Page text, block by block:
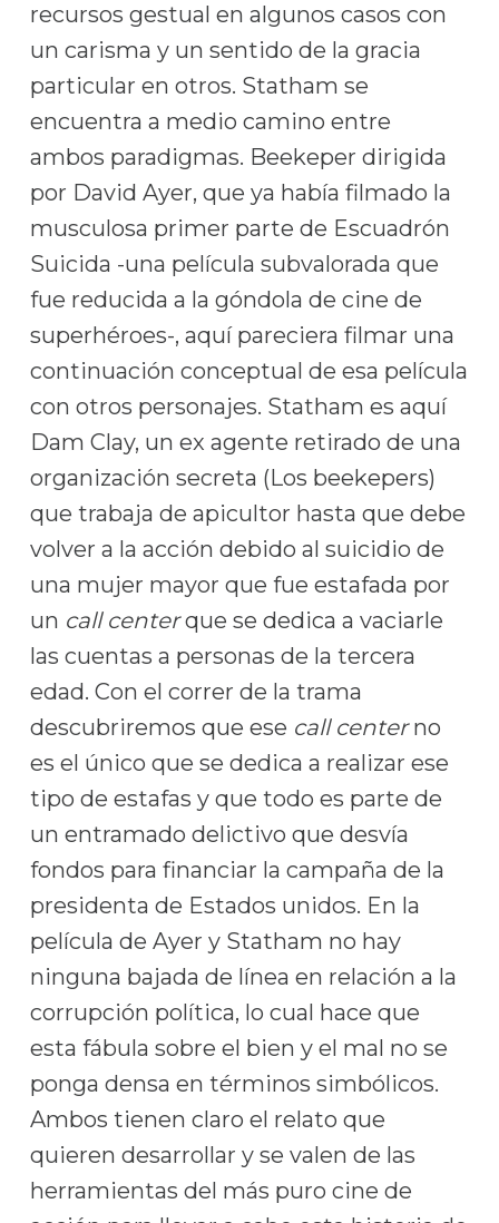
recursos gestual en algunos casos con
un carisma y un sentido de la gracia
particular en otros. Statham se
encuentra a medio camino entre
ambos paradigmas. Beekeper dirigida
por David Ayer, que ya había filmado la
musculosa primer parte de Escuadrón
Suicida -una película subvalorada que
fue reducida a la góndola de cine de
superhéroes-, aquí pareciera filmar una
continuación conceptual de esa película
con otros personajes. Statham es aquí
Dam Clay, un ex agente retirado de una
organización secreta (Los beekepers)
que trabaja de apicultor hasta que debe
volver a la acción debido al suicidio de
una mujer mayor que fue estafada por
un call centerque se dedica a vaciarle
las cuentas a personas de la tercera
edad. Con el correr de la trama
descubriremos que ese call centerno
es el único que se dedica a realizar ese
tipo de estafas y que todo es parte de
un entramado delictivo que desvía
fondos para financiar la campaña de la
presidenta de Estados unidos. En la
película de Ayer y Statham no hay
ninguna bajada de línea en relación a la
corrupción política, lo cual hace que
esta fábula sobre el bien y el mal no se
ponga densa en términos simbólicos.
Ambos tienen claro el relato que
quieren desarrollar y se valen de las
herramientas del más puro cine de